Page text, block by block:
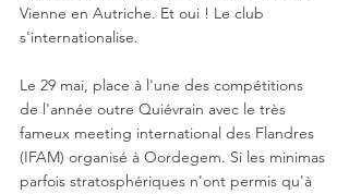
Vienne en Autriche. Et oui ! Le club
s'internationalise.
Le 29 mai, place à l'une des compétitions
de l'année outre Quiévrain avec le très
fameux meeting international des Flandres
(IFAM) organisé à Oordegem. Si les minimas
parfois stratosphériques n'ont permis qu'à